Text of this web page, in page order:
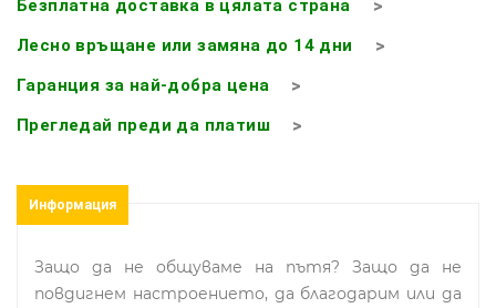
Безплатна доставка в цялата страна
Лесно връщане или замяна до 14 дни
Гаранция за най-добра цена
Прегледай преди да платиш
Информация
Защо да не общуваме на пътя? Защо да не
повдигнем настроението, да благодарим или да